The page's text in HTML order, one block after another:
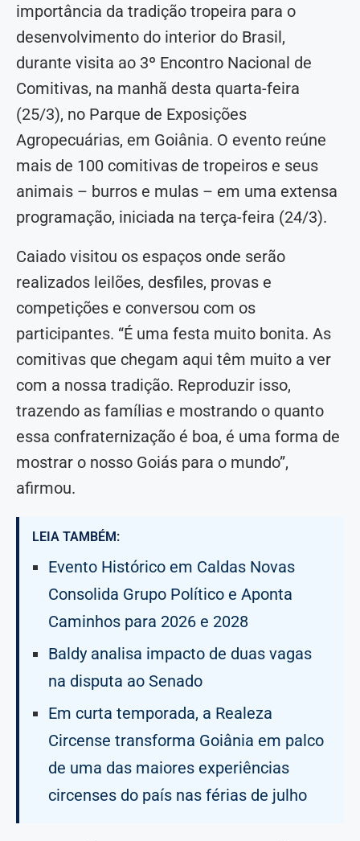
importância da tradição tropeira para o
desenvolvimento do interior do Brasil,
durante visita ao 3º Encontro Nacional de
Comitivas, na manhã desta quarta-feira
(25/3), no Parque de Exposições
Agropecuárias, em Goiânia. O evento reúne
mais de 100 comitivas de tropeiros e seus
animais – burros e mulas – em uma extensa
programação, iniciada na terça-feira (24/3).
Caiado visitou os espaços onde serão
realizados leilões, desfiles, provas e
competições e conversou com os
participantes. “É uma festa muito bonita. As
comitivas que chegam aqui têm muito a ver
com a nossa tradição. Reproduzir isso,
trazendo as famílias e mostrando o quanto
essa confraternização é boa, é uma forma de
mostrar o nosso Goiás para o mundo”,
afirmou.
LEIA TAMBÉM:
Evento Histórico em Caldas Novas
Consolida Grupo Político e Aponta
Caminhos para 2026 e 2028
Baldy analisa impacto de duas vagas
na disputa ao Senado
Em curta temporada, a Realeza
Circense transforma Goiânia em palco
de uma das maiores experiências
circenses do país nas férias de julho